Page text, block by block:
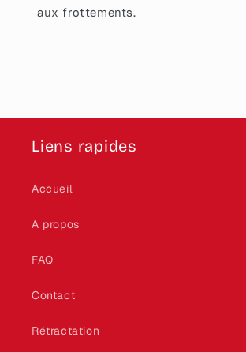
aux frottements.
Liens rapides
Accueil
A propos
FAQ
Contact
Rétractation